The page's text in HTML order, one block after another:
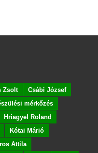
Zsolt
Csábi József
mérkőzés
Hriagyel Roland
Kótai Márió
Attila